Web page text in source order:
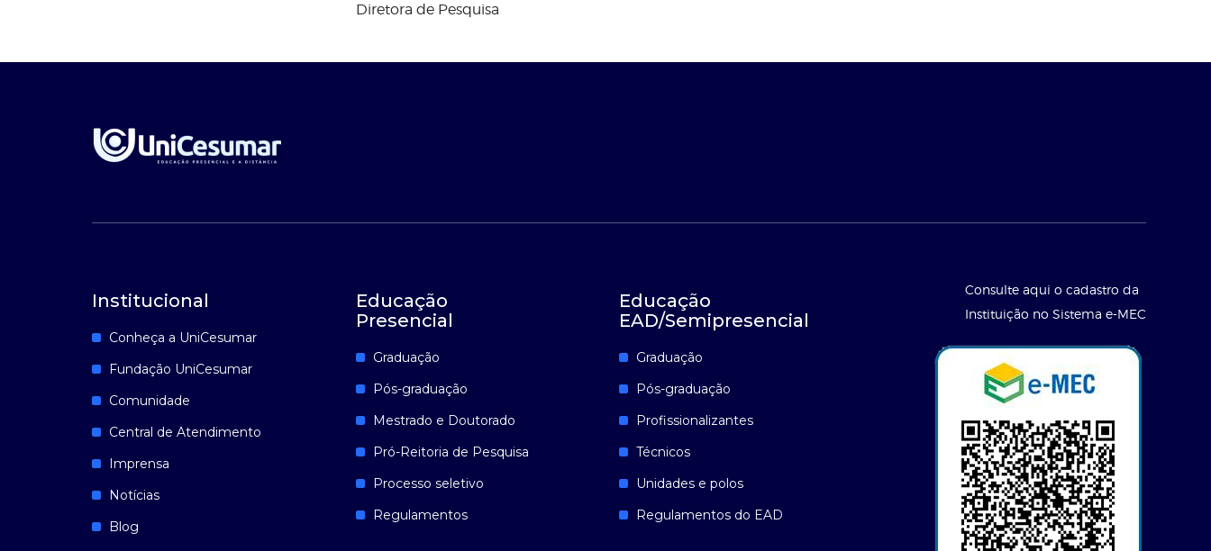
Diretora de Pesquisa
Institucional
Conheça a UniCesumar
Fundação UniCesumar
Comunidade
Central de Atendimento
Imprensa
Notícias
Blog
Educação
Presencial
Graduação
Pós-graduação
Mestrado e Doutorado
Pró-Reitoria de Pesquisa
Processo seletivo
Regulamentos
Educação
EAD/Semipresencial
Graduação
Pós-graduação
Profissionalizantes
Técnicos
Unidades e polos
Regulamentos do EAD
Consulte aqui o cadastro da
Instituição no Sistema e-MEC